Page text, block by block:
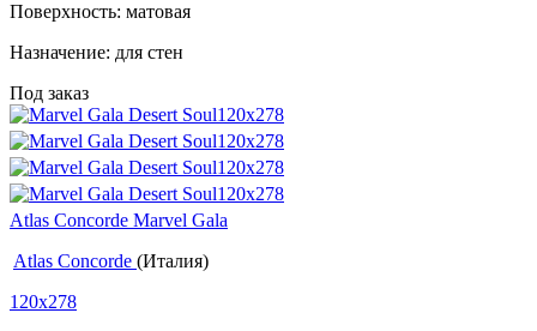
Поверхность: матовая
Назначение: для стен
Под заказ
Atlas Concorde Marvel Gala
Atlas Concorde (Италия)
120x278